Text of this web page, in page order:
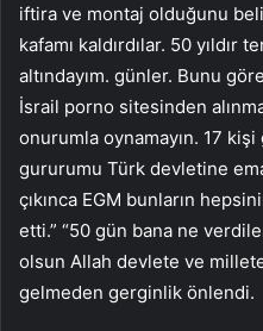
iftira ve montaj olduğunu
kafamı kaldırdılar. 50 yıldır
altındayım. günler. Bunu
İsrail porno sitesinden
onurumla oynamayın. 17
gururumu Türk devletine
çıkınca EGM bunların
etti.” “50 gün bana ne
olsun Allah devlete ve
gelmeden gerginlik önlendi.